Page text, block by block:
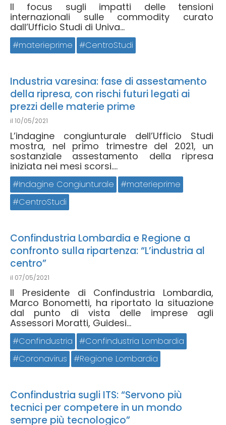
Il focus sugli impatti delle tensioni
internazionali sulle commodity curato
dall’Ufficio Studi di Univa...
materieprime CentroStudi
Industria varesina: fase di assestamento
della ripresa, con rischi futuri legati ai
prezzi delle materie prime
il 10/05/2021
L’indagine congiunturale dell’Ufficio Studi
mostra, nel primo trimestre del 2021, un
sostanziale assestamento della ripresa
iniziata nei mesi scorsi....
Indagine Congiunturale
materieprime
CentroStudi
Confindustria Lombardia e Regione a
confronto sulla ripartenza: “L’industria al
centro”
il 07/05/2021
Il Presidente di Confindustria Lombardia,
Marco Bonometti, ha riportato la situazione
dal punto di vista delle imprese agli
Assessori Moratti, Guidesi...
Confindustria
Confindustria Lombardia
Coronavirus
Regione Lombardia
Confindustria sugli ITS: “Servono più
tecnici per competere in un mondo
sempre più tecnologico”